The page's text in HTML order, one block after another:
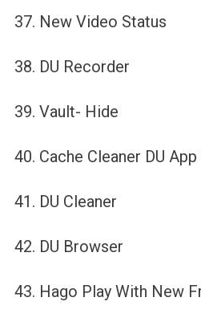
37. New Video Status
38. DU Recorder
39. Vault- Hide
40. Cache Cleaner DU
41. DU Cleaner
42. DU Browser
43. Hago Play With New